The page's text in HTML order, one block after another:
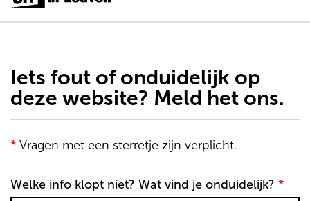
gaan
Iets fout of onduidelijk op
deze website? Meld het ons.
* Vragen met een sterretje zijn verplicht.
Welke info klopt niet? Wat vind je onduidelijk? *